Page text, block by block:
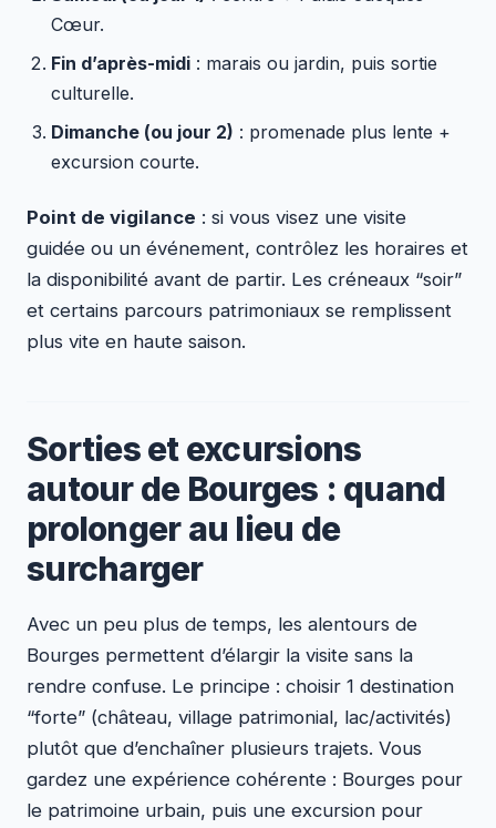
Cœur.
Fin d’après-midi: marais ou jardin, puis sortie
culturelle.
Dimanche (ou jour 2) : promenade plus lente +
excursion courte.
Point de vigilance : si vous visez une visite
guidée ou un événement, contrôlez les horaires et
la disponibilité avant de partir. Les créneaux “soir”
et certains parcours patrimoniaux se remplissent
plus vite en haute saison.
Sorties et excursions
autour de Bourges : quand
prolonger au lieu de
surcharger
Avec un peu plus de temps, les alentours de
Bourges permettent d’élargir la visite sans la
rendre confuse. Le principe : choisir 1 destination
“forte” (château, village patrimonial, lac/activités)
plutôt que d’enchaîner plusieurs trajets. Vous
gardez une expérience cohérente : Bourges pour
le patrimoine urbain, puis une excursion pour